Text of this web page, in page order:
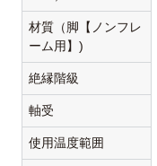
材質（脚【ノンフレ
ーム用】)
絶縁階級
軸受
使用温度範囲